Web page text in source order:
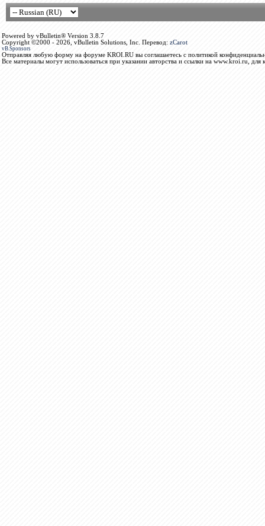
Powered by vBulletin® Version 3.8.7
Copyright ©2000 - 2026, vBulletin Solutions, Inc. Перевод: zCarot
vB.Sponsors
Отправляя любую форму на форуме KROI.RU вы соглашаетесь с политикой
Все материалы могут использоваться при указании авторства и ссылки на www.kroi.ru, для